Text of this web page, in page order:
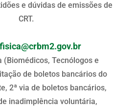
e dúvidas de emissões de
CRT.
(Biomédicos, Tecnólogos e
de boletos bancários do
2ª via de boletos bancários,
inadimplência voluntária,